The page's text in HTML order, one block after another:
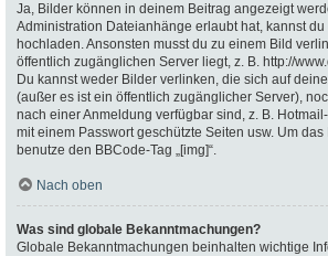
Ja, Bilder können in deinem Beitrag angezeigt
Administration Dateianhänge erlaubt hat, kannst
hochladen. Ansonsten musst du zu einem Bild
öffentlich zugänglichen Server liegt, z. B. http://
Du kannst weder Bilder verlinken, die sich auf
(außer es ist ein öffentlich zugänglicher Server),
nach einer Anmeldung verfügbar sind, z. B.
mit einem Passwort geschützte Seiten usw. Um
benutze den BBCode-Tag „[img]“.
Nach oben
Was sind globale Bekanntmachungen?
Globale Bekanntmachungen beinhalten wichtige